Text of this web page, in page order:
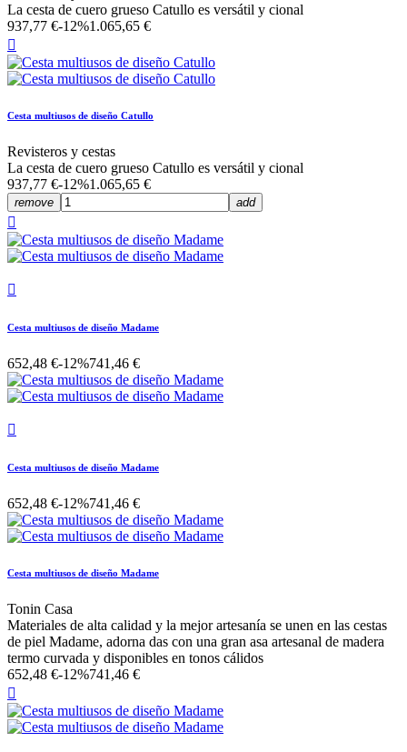
La cesta de cuero grueso Catullo es versátil y cional
937,77 €-12%1.065,65 €

Cesta multiusos de diseño Catullo
Revisteros y cestas
La cesta de cuero grueso Catullo es versátil y cional
937,77 €-12%1.065,65 €
remove add


Cesta multiusos de diseño Madame
652,48 €-12%741,46 €

Cesta multiusos de diseño Madame
652,48 €-12%741,46 €
Cesta multiusos de diseño Madame
Tonin Casa
Materiales de alta calidad y la mejor artesanía se unen en las cestas
de piel Madame, adorna das con una gran asa artesanal de madera
termo curvada y disponibles en tonos cálidos
652,48 €-12%741,46 €
